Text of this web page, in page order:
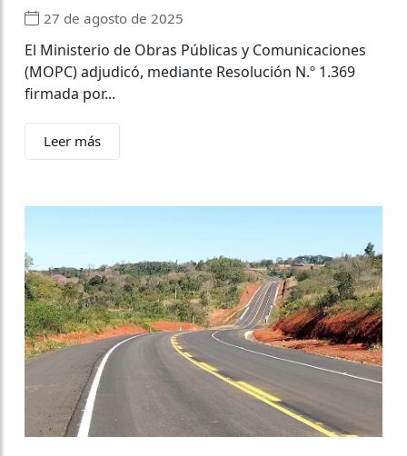
27 de agosto de 2025
El Ministerio de Obras Públicas y Comunicaciones
(MOPC) adjudicó, mediante Resolución N.º 1.369
firmada por...
Leer más